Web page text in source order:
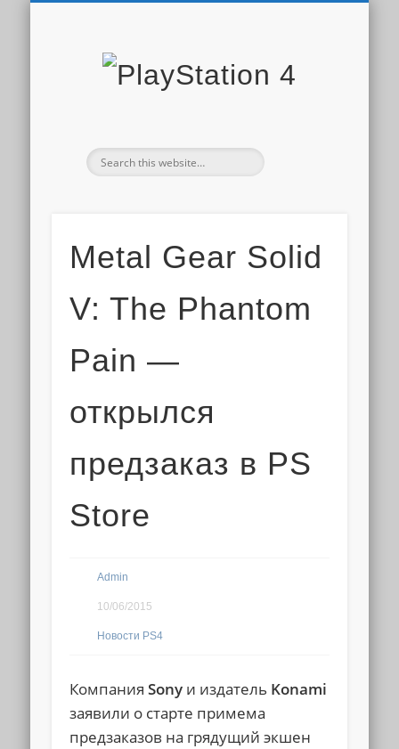
Metal Gear Solid
V: The Phantom
Pain —
открылся
предзаказ в PS
Store
Admin
10/06/2015
Новости PS4
КомпанияSony и издатель Konami
заявили о старте примема
предзаказов на грядущий экшен